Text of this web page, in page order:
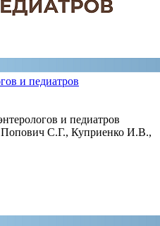
и педиатров
и педиатров
С.Г., Куприенко И.В.,